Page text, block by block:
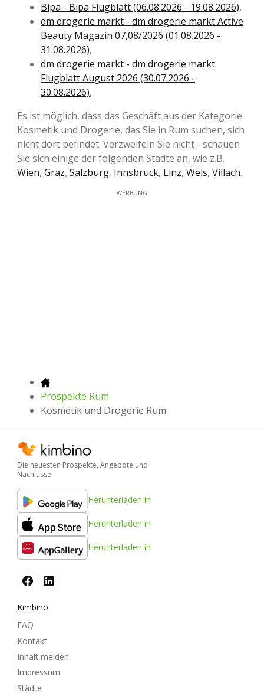
Bipa - Bipa Flugblatt (06.08.2026 - 19.08.2026),
dm drogerie markt - dm drogerie markt Active
Beauty Magazin 07,08/2026 (01.08.2026 -
31.08.2026),
dm drogerie markt - dm drogerie markt
Flugblatt August 2026 (30.07.2026 -
30.08.2026),
Es ist möglich, dass das Geschäft aus der Kategorie
Kosmetik und Drogerie, das Sie in Rum suchen, sich
nicht dort befindet. Verzweifeln Sie nicht - schauen
Sie sich einige der folgenden Städte an, wie z.B.
Wien, Graz, Salzburg, Innsbruck, Linz, Wels, Villach.
WERBUNG
Prospekte Rum
Kosmetik und Drogerie Rum
Die neuesten Prospekte, Angebote und
Nachlässe
Herunterladen in
Herunterladen in
Herunterladen in
Kimbino
FAQ
Kontakt
Inhalt melden
Impressum
Städte